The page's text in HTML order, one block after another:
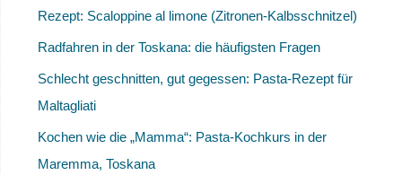
Rezept: Scaloppine al limone (Zitronen-Kalbsschnitzel)
Radfahren in der Toskana: die häufigsten Fragen
Schlecht geschnitten, gut gegessen: Pasta-Rezept für
Maltagliati
Kochen wie die „Mamma“: Pasta-Kochkurs in der
Maremma, Toskana